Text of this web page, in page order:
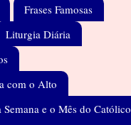
Frases Famosas
Liturgia Diária
com o Alto
Semana e o Mês do Católico